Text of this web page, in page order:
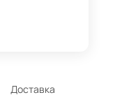
Доставка